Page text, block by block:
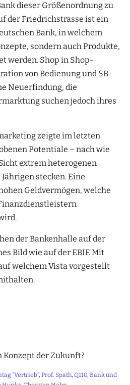
dieser Größenordnung zu
der Friedrichstrasse ist ein
Bank, in welchem
sondern auch Produkte,
werden. Shop in Shop-
von Bedienung und SB-
Neuerfindung, die
suchen jedoch ihres
zeigte im letzten
Potentiale – nach wie
extrem heterogenen
stecken. Eine
Geldvermögen, welche
der Bankenhalle auf der
Bild wie auf der EBIF. Mit
welchem Vista vorgestellt
Konzept der Zukunft?
“Vertrieb”, Prof. Spath, Q110, Bank und